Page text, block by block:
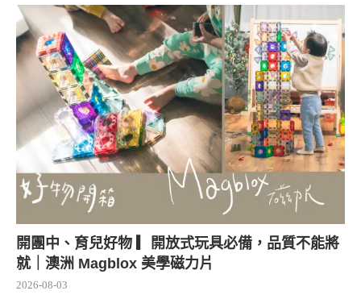
已結團，育兒好物...
2026-04-22
開團中、育兒好物 ▎開放式玩具必備，品質不能將
就｜澳洲 Magblox 美學磁力片
2026-08-03